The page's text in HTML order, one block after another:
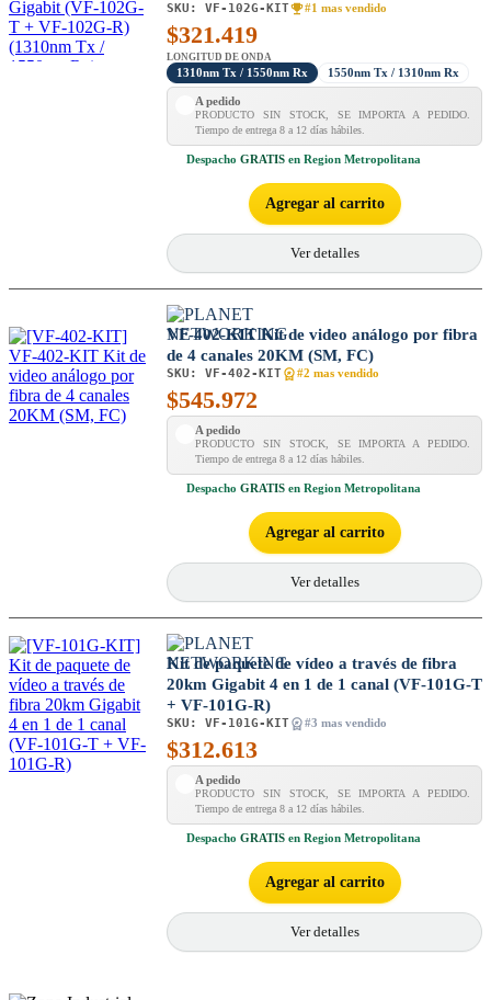
SKU: VF-102G-KIT #1 mas vendido
$321.419
LONGITUD DE ONDA
1310nm Tx / 1550nm Rx 1550nm Tx / 1310nm Rx
A pedido
PRODUCTO SIN STOCK, SE IMPORTA A PEDIDO.
Tiempo de entrega 8 a 12 días hábiles.
Despacho GRATIS en Region Metropolitana
Agregar al carrito
Ver detalles
VF-402-KIT Kit de video análogo por fibra
de 4 canales 20KM (SM, FC)
SKU: VF-402-KIT #2 mas vendido
$545.972
A pedido
PRODUCTO SIN STOCK, SE IMPORTA A PEDIDO.
Tiempo de entrega 8 a 12 días hábiles.
Despacho GRATIS en Region Metropolitana
Agregar al carrito
Ver detalles
Kit de paquete de vídeo a través de fibra
20km Gigabit 4 en 1 de 1 canal (VF-101G-T
+ VF-101G-R)
SKU: VF-101G-KIT #3 mas vendido
$312.613
A pedido
PRODUCTO SIN STOCK, SE IMPORTA A PEDIDO.
Tiempo de entrega 8 a 12 días hábiles.
Despacho GRATIS en Region Metropolitana
Agregar al carrito
Ver detalles